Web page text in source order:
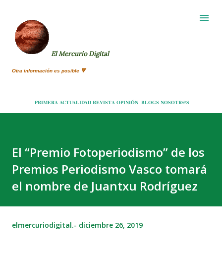
El Mercurio Digital
Otra información es posible 🔻
PRIMERA ACTUALIDAD REVISTA OPINIÓN BLOGS NOSOTR@S
El “Premio Fotoperiodismo” de los
Premios Periodismo Vasco tomará
el nombre de Juantxu Rodríguez
elmercuriodigital.- diciembre 26, 2019